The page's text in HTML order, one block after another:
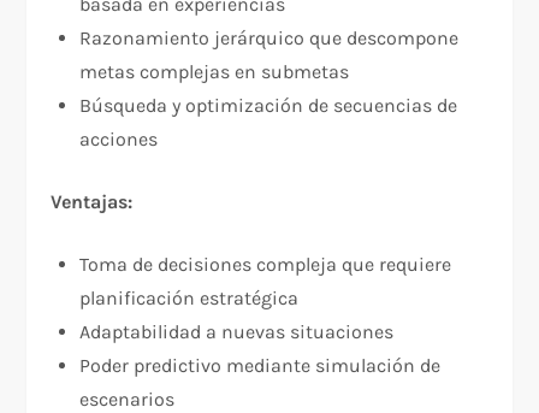
basada en experiencias
Razonamiento jerárquico que descompone
metas complejas en submetas
Búsqueda y optimización de secuencias de
acciones
Ventajas:
Toma de decisiones compleja que requiere
planificación estratégica
Adaptabilidad a nuevas situaciones
Poder predictivo mediante simulación de
escenarios